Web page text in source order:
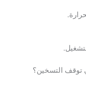
توقف التسخين؟